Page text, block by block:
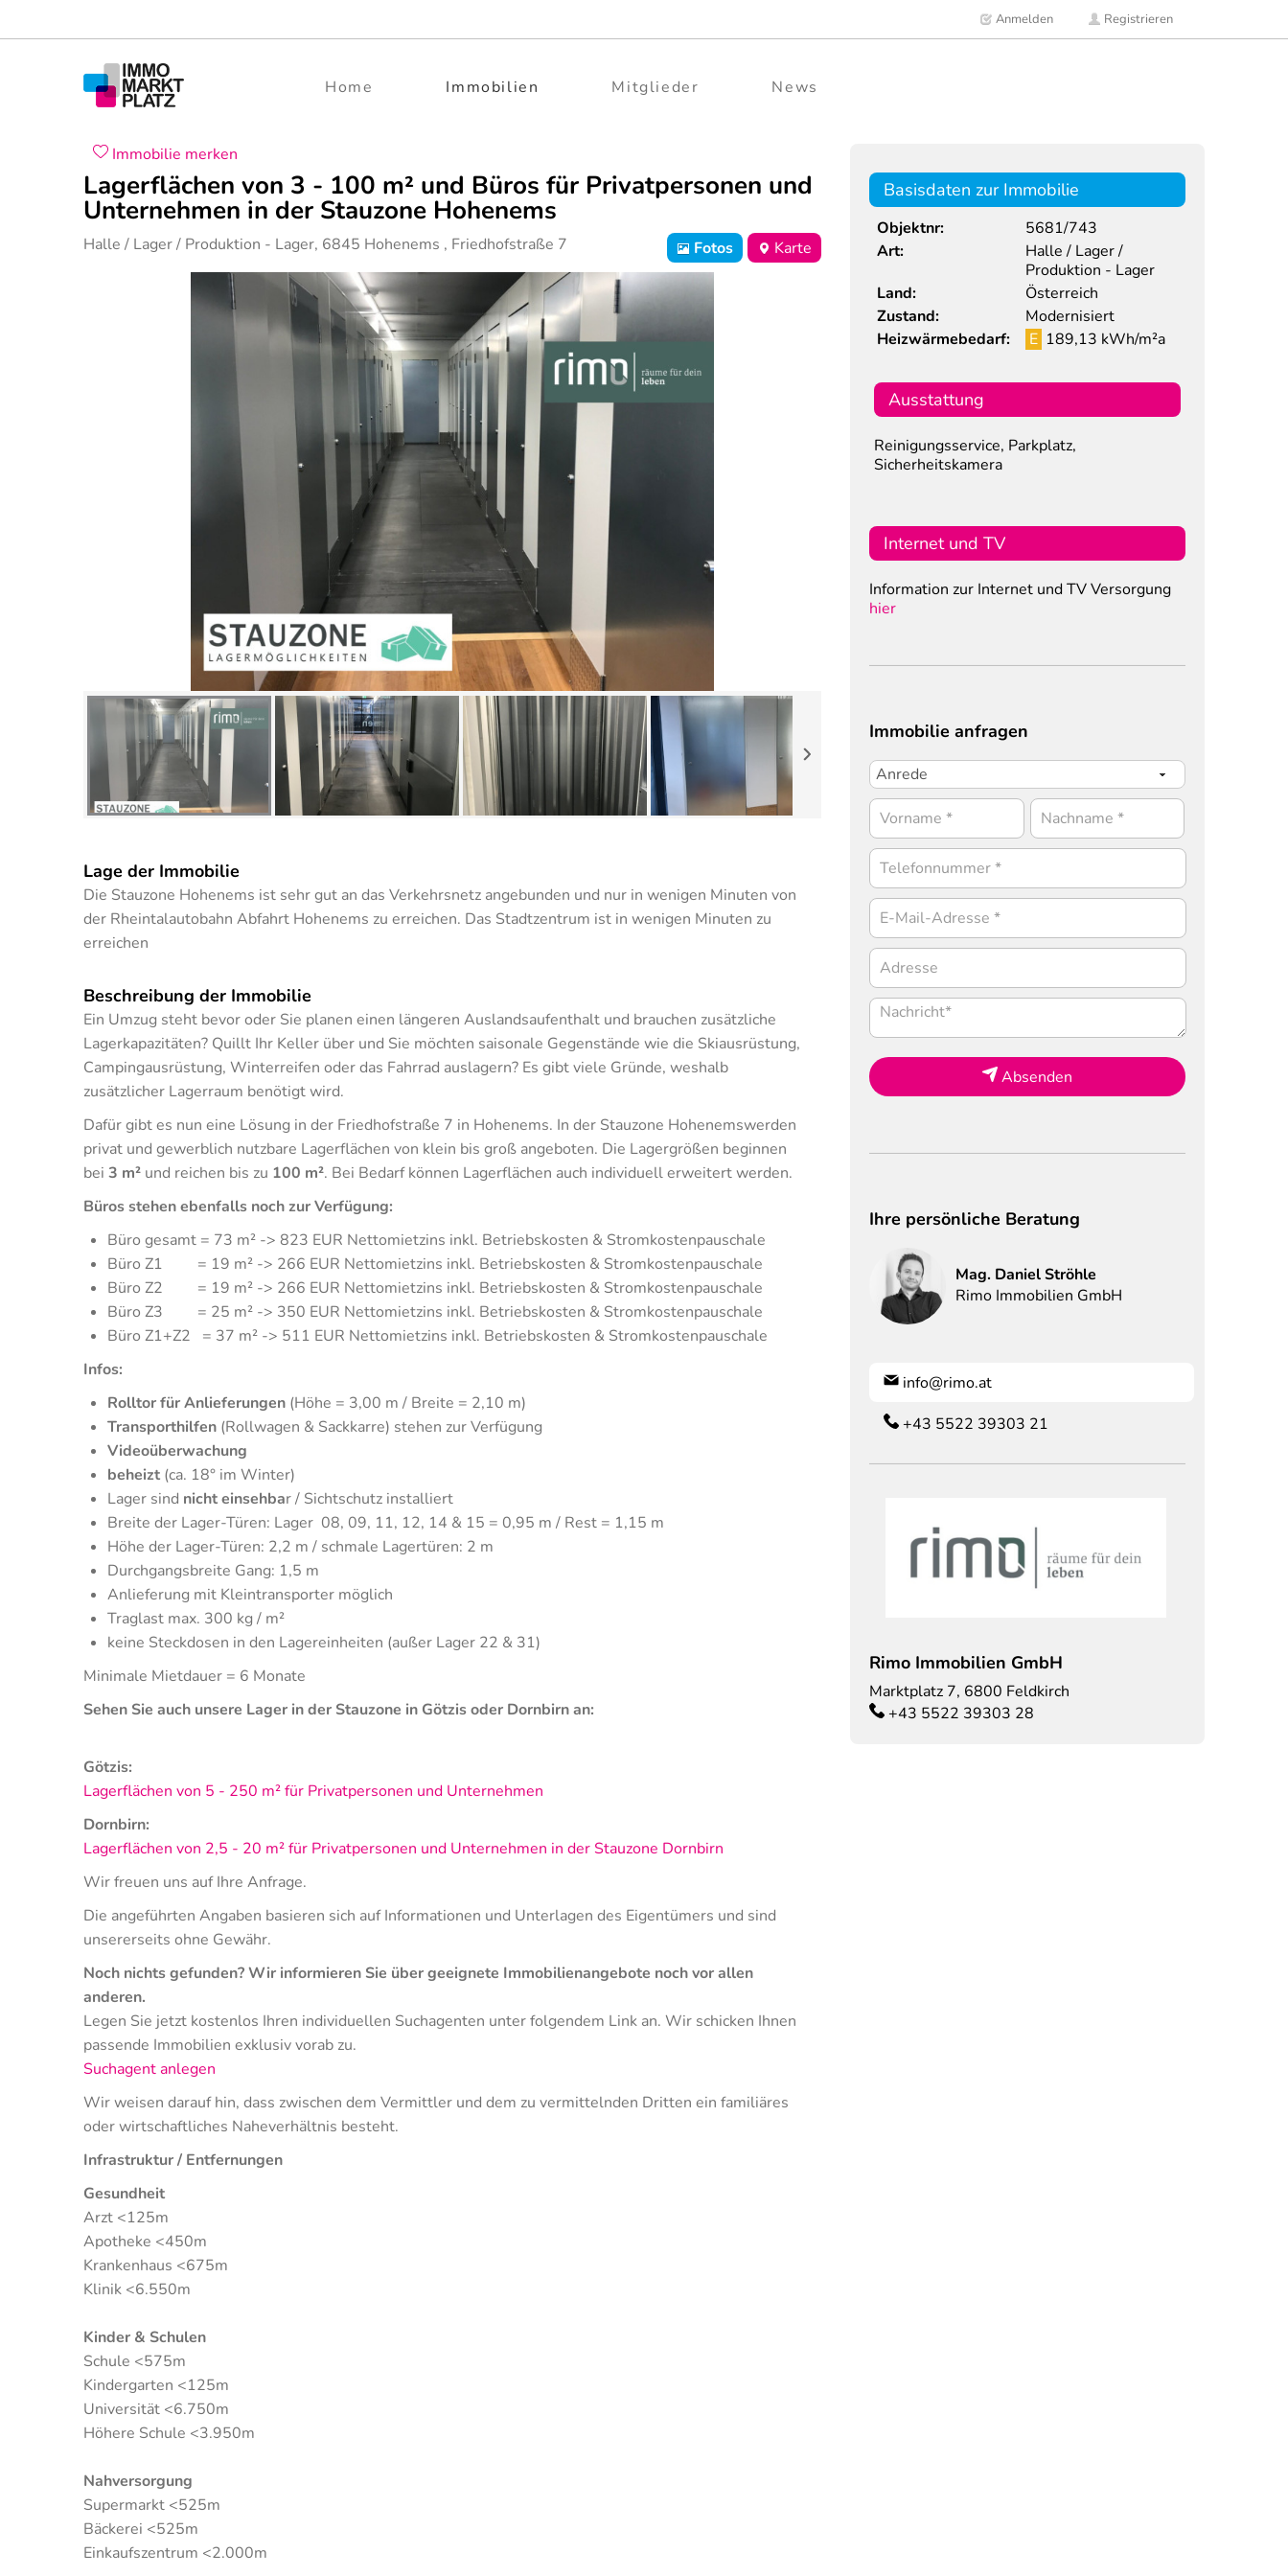
Anmelden Registrieren
Home Immobilien Mitglieder News
Immobilie merken
Lagerflächen von 3 - 100 m² und Büros für Privatpersonen und
Unternehmen in der Stauzone Hohenems
Halle / Lager / Produktion - Lager, 6845 Hohenems , Friedhofstraße 7 Fotos Karte
Lage der Immobilie
Die Stauzone Hohenems ist sehr gut an das Verkehrsnetz angebunden und nur in wenigen Minuten von
der Rheintalautobahn Abfahrt Hohenems zu erreichen. Das Stadtzentrum ist in wenigen Minuten zu
erreichen
Beschreibung der Immobilie
Ein Umzug steht bevor oder Sie planen einen längeren Auslandsaufenthalt und brauchen zusätzliche
Lagerkapazitäten? Quillt Ihr Keller über und Sie möchten saisonale Gegenstände wie die Skiausrüstung,
Campingausrüstung, Winterreifen oder das Fahrrad auslagern? Es gibt viele Gründe, weshalb
zusätzlicher Lagerraum benötigt wird.
Dafür gibt es nun eine Lösung in der Friedhofstraße 7 in Hohenems. In der Stauzone Hohenemswerden
privat und gewerblich nutzbare Lagerflächen von klein bis groß angeboten. Die Lagergrößen beginnen
bei 3 m² und reichen bis zu 100 m². Bei Bedarf können Lagerflächen auch individuell erweitert werden.
Büros stehen ebenfalls noch zur Verfügung:
Büro gesamt = 73 m² -> 823 EUR Nettomietzins inkl. Betriebskosten & Stromkostenpauschale
Büro Z1 = 19 m² -> 266 EUR Nettomietzins inkl. Betriebskosten & Stromkostenpauschale
Büro Z2 = 19 m² -> 266 EUR Nettomietzins inkl. Betriebskosten & Stromkostenpauschale
Büro Z3 = 25 m² -> 350 EUR Nettomietzins inkl. Betriebskosten & Stromkostenpauschale
Büro Z1+Z2 = 37 m² -> 511 EUR Nettomietzins inkl. Betriebskosten & Stromkostenpauschale
Infos:
Rolltor für Anlieferungen (Höhe = 3,00 m / Breite = 2,10 m)
Transporthilfen (Rollwagen & Sackkarre) stehen zur Verfügung
Videoüberwachung
beheizt (ca. 18° im Winter)
Lager sind nicht einsehbar / Sichtschutz installiert
Breite der Lager-Türen: Lager 08, 09, 11, 12, 14 & 15 = 0,95 m / Rest = 1,15 m
Höhe der Lager-Türen: 2,2 m / schmale Lagertüren: 2 m
Durchgangsbreite Gang: 1,5 m
Anlieferung mit Kleintransporter möglich
Traglast max. 300 kg / m²
keine Steckdosen in den Lagereinheiten (außer Lager 22 & 31)
Minimale Mietdauer = 6 Monate
Sehen Sie auch unsere Lager in der Stauzone in Götzis oder Dornbirn an:
Götzis:
Lagerflächen von 5 - 250 m² für Privatpersonen und Unternehmen
Dornbirn:
Lagerflächen von 2,5 - 20 m² für Privatpersonen und Unternehmen in der Stauzone Dornbirn
Wir freuen uns auf Ihre Anfrage.
Die angeführten Angaben basieren sich auf Informationen und Unterlagen des Eigentümers und sind
unsererseits ohne Gewähr.
Noch nichts gefunden? Wir informieren Sie über geeignete Immobilienangebote noch vor allen
anderen.
Legen Sie jetzt kostenlos Ihren individuellen Suchagenten unter folgendem Link an. Wir schicken Ihnen
passende Immobilien exklusiv vorab zu.
Suchagent anlegen
Wir weisen darauf hin, dass zwischen dem Vermittler und dem zu vermittelnden Dritten ein familiäres
oder wirtschaftliches Naheverhältnis besteht.
Infrastruktur / Entfernungen
Gesundheit
Arzt <125m
Apotheke <450m
Krankenhaus <675m
Klinik <6.550m
Kinder & Schulen
Schule <575m
Kindergarten <125m
Universität <6.750m
Höhere Schule <3.950m
Nahversorgung
Supermarkt <525m
Bäckerei <525m
Einkaufszentrum <2.000m
Basisdaten zur Immobilie
Objektnr:
5681/743
Art:
Halle / Lager /
Produktion - Lager
Land:
Österreich
Zustand:
Modernisiert
Heizwärmebedarf:
E 189,13 kWh/m²a
Ausstattung
Reinigungsservice, Parkplatz,
Sicherheitskamera
Internet und TV
Information zur Internet und TV Versorgung
hier
Immobilie anfragen
Absenden
Ihre persönliche Beratung
Mag. DanielStröhle
Rimo Immobilien GmbH
info@rimo.at
+43 5522 39303 21
Rimo Immobilien GmbH
Marktplatz 7, 6800 Feldkirch
+43 5522 39303 28